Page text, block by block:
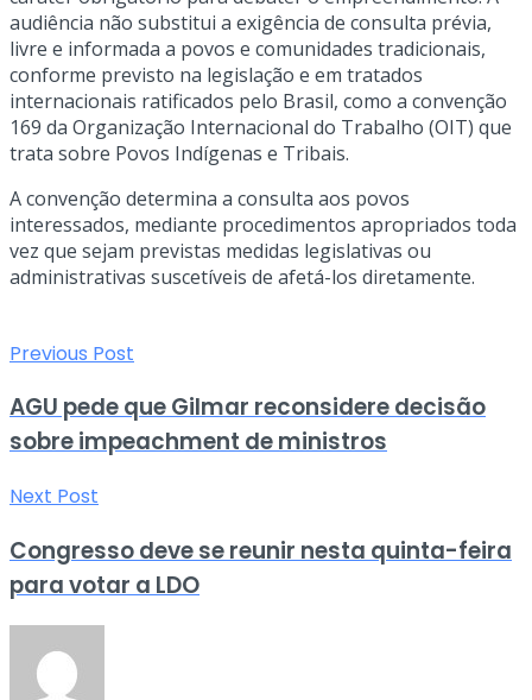
audiência não substitui a exigência de consulta prévia,
livre e informada a povos e comunidades tradicionais,
conforme previsto na legislação e em tratados
internacionais ratificados pelo Brasil, como a convenção
169 da Organização Internacional do Trabalho (OIT) que
trata sobre Povos Indígenas e Tribais.
A convenção determina a consulta aos povos
interessados, mediante procedimentos apropriados toda
vez que sejam previstas medidas legislativas ou
administrativas suscetíveis de afetá-los diretamente.
Previous Post
AGU pede que Gilmar reconsidere decisão
sobre impeachment de ministros
Next Post
Congresso deve se reunir nesta quinta-feira
para votar a LDO